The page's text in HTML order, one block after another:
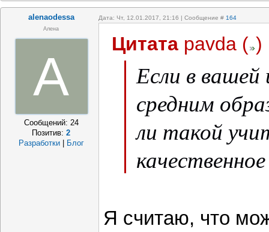
alenaodessa Дата: Чт, 12.01.2017, 21:16 | Сообщение # 164
Алена
A
Сообщений: 24
Позитив:2
Разработки
Блог
Цитата pavda ( )
Если в вашей
средним
ли такой
Я считаю, что